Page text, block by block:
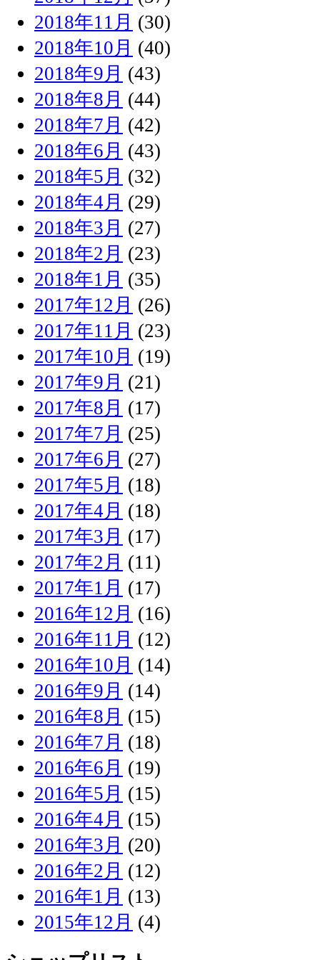
2018年11月 (30)
2018年10月 (40)
2018年9月 (43)
2018年8月 (44)
2018年7月 (42)
2018年6月 (43)
2018年5月 (32)
2018年4月 (29)
2018年3月 (27)
2018年2月 (23)
2018年1月 (35)
2017年12月 (26)
2017年11月 (23)
2017年10月 (19)
2017年9月 (21)
2017年8月 (17)
2017年7月 (25)
2017年6月 (27)
2017年5月 (18)
2017年4月 (18)
2017年3月 (17)
2017年2月 (11)
2017年1月 (17)
2016年12月 (16)
2016年11月 (12)
2016年10月 (14)
2016年9月 (14)
2016年8月 (15)
2016年7月 (18)
2016年6月 (19)
2016年5月 (15)
2016年4月 (15)
2016年3月 (20)
2016年2月 (12)
2016年1月 (13)
2015年12月 (4)